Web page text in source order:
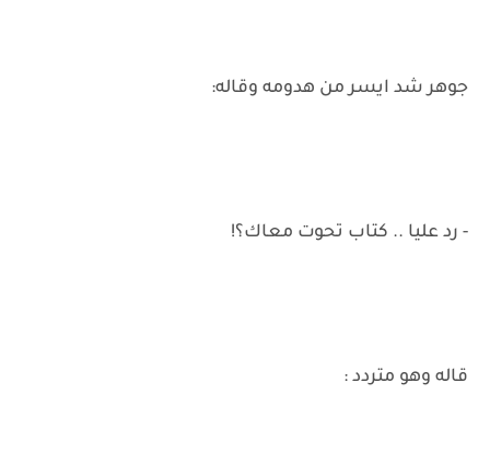
جوهر شد ايسر من هدومه وقاله:
- رد عليا .. كتاب تحوت معاك؟!
قاله وهو متردد :